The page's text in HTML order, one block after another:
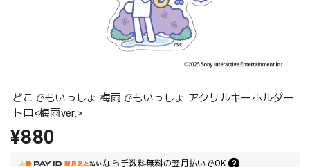
どこでもいっしょ 梅雨でもいっしょ アクリルキーホルダー
トロ<梅雨ver.>
¥880
なら 手数料無料の翌月払いでOK